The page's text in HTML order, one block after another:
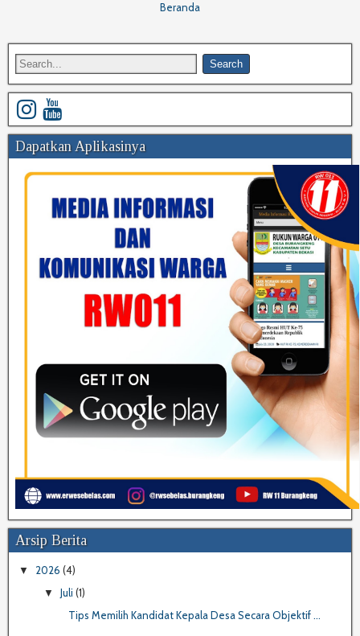
Beranda
Dapatkan Aplikasinya
Arsip Berita
▼ 2026 (4)
▼ Juli (1)
Tips Memilih Kandidat Kepala Desa Secara Objektif ...